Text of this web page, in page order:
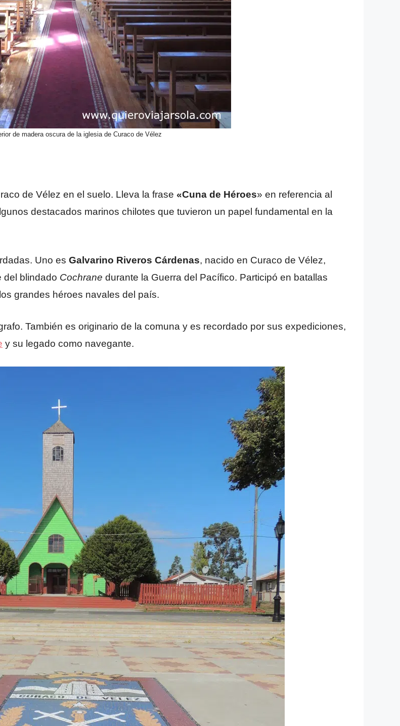
de madera oscura de la iglesia de Curaco de Vélez
de Vélez en el suelo. Lleva la frase «Cuna de Héroes» en referencia al
destacados marinos chilotes que tuvieron un papel fundamental en la
Uno es Galvarino Riveros Cárdenas, nacido en Curaco de Vélez,
del blindado Cochrane durante la Guerra del Pacífico. Participó en batallas
grandes héroes navales del país.
También es originario de la comuna y es recordado por sus expediciones,
y su legado como navegante.